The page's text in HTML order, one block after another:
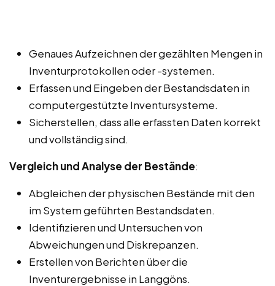
Genaues Aufzeichnen der gezählten Mengen in
Inventurprotokollen oder -systemen.
Erfassen und Eingeben der Bestandsdaten in
computergestützte Inventursysteme.
Sicherstellen, dass alle erfassten Daten korrekt
und vollständig sind.
Vergleich und Analyse der Bestände:
Abgleichen der physischen Bestände mit den
im System geführten Bestandsdaten.
Identifizieren und Untersuchen von
Abweichungen und Diskrepanzen.
Erstellen von Berichten über die
Inventurergebnisse in Langgöns.